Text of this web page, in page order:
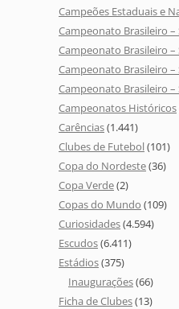
Campeões Estaduais e
Campeonato Brasileiro –
Campeonato Brasileiro –
Campeonato Brasileiro –
Campeonato Brasileiro –
Campeonatos Históricos
Carências(1.441)
Clubes de Futebol(101)
Copa do Nordeste(36)
Copa Verde(2)
Copas do Mundo (109)
Curiosidades(4.594)
Escudos(6.411)
Estádios(375)
Inaugurações(66)
Ficha de Clubes(13)